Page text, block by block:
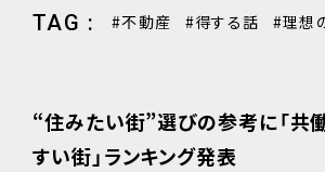
TAG : 不動産 得する話 理想
“住みたい街”選びの参考に「共
すい街」ランキング発表